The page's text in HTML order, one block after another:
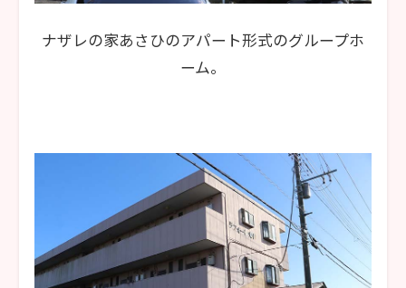
ナザレの家あさひのアパート形式のグループホ
ーム。